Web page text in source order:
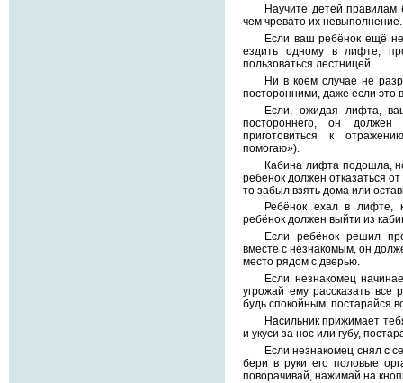
Научите детей правилам
чем чревато их невыполнение.
Если ваш ребёнок ещё
ездить одному в лифте,
пользоваться лестницей.
Ни в коем случае не
посторонними, даже если это
Если, ожидая лифта,
постороннего, он
приготовиться к
помогаю»).
Кабина лифта подошла,
ребёнок должен отказаться
то забыл взять дома или
Ребёнок ехал в лифте,
ребёнок должен выйти из
Если ребёнок решил
вместе с незнакомым, он
место рядом с дверью.
Если незнакомец
угрожай ему рассказать
будь спокойным, постарайся
Насильник прижимает
и укуси за нос или губу,
Если незнакомец снял с
бери в руки его половые
поворачивай, нажимай на